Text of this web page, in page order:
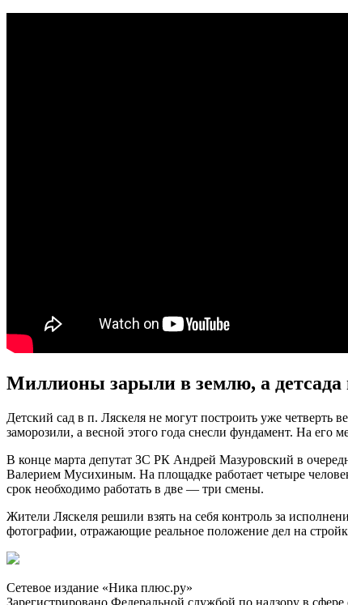
Миллионы зарыли в землю, а детсада
Детский сад в п. Ляскеля не могут построить уже четверть
заморозили, а весной этого года снесли фундамент. На его
В конце марта депутат ЗС РК Андрей Мазуровский в
Валерием Мусихиным. На площадке работает четыре
срок необходимо работать в две — три смены.
Жители Ляскеля решили взять на себя контроль за
фотографии, отражающие реальное положение дел на
Сетевое издание «Ника плюс.ру»
Зарегистрировано Федеральной службой по надзору в